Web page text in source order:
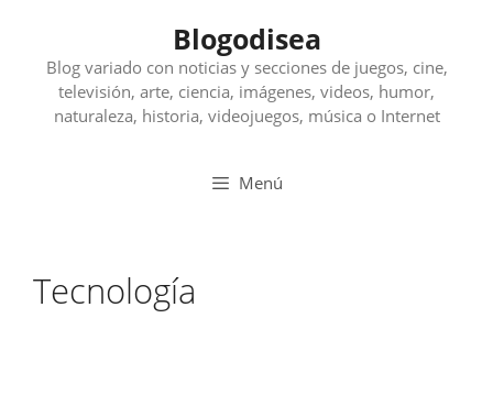
contenido
Blogodisea
Blog variado con noticias y secciones de juegos, cine,
televisión, arte, ciencia, imágenes, videos, humor,
naturaleza, historia, videojuegos, música o Internet
Menú
Tecnología